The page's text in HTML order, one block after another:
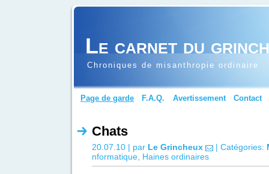
Le carnet du
Chroniques de misanthropie ordinaire
Page de garde F.A.Q. Avertissement Contact
Chats
20.07.10 | par Le Grincheux | Catégories:
nformatique Haines ordinaires